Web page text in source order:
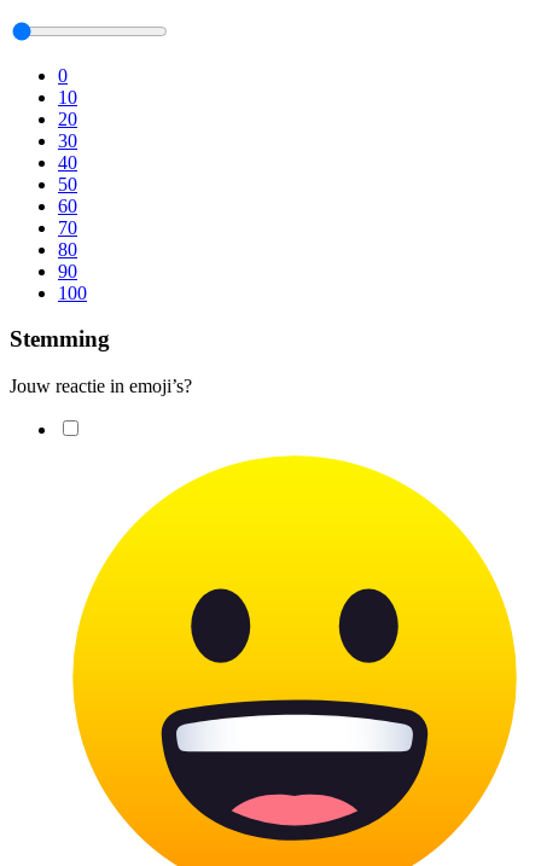
0
10
20
30
40
50
60
70
80
90
100
Stemming
Jouw reactie in emoji’s?